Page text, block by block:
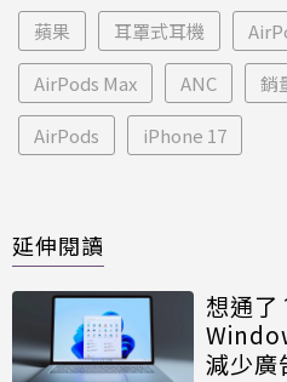
蘋果 耳罩式耳機
AirPods Max ANC 銷
AirPods iPhone 17
延伸閱讀
想通了
減少廣